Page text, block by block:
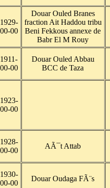
1929-
00-00
Douar Ouled Branes
fraction Ait Haddou tribu
Beni Fekkous annexe de
Babr El M Rouy
1911-
00-00
Douar Ouled Abbau
BCC de Taza
1923-
00-00
1928-
00-00
AÃ¯t Attab
1930-
00-00
Douar Oudaga FÃ¨s